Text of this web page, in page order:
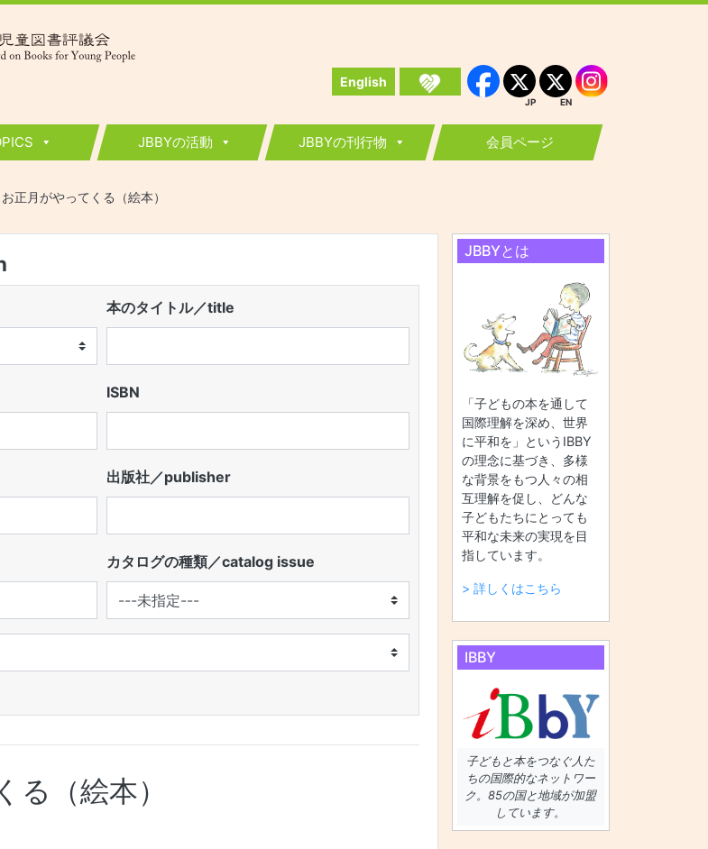
English Facebook
JP
JP
EN
EN Instagram
JBBYの活動 JBBYの刊行物 会員ページ
お正月がやってくる（絵本）
本のタイトル／title
ISBN
出版社／publisher
カタログの種類／catalog issue
る（絵本）
JBBYとは
「子どもの本を通して
国際理解を深め、世界
に平和を」というIBBY
の理念に基づき、多様
な背景をもつ人々の相
互理解を促し、どんな
子どもたちにとっても
平和な未来の実現を目
指しています。
> 詳しくはこちら
IBBY
子どもと本をつなぐ人た
ちの国際的なネットワー
ク。85の国と地域が加盟
しています。